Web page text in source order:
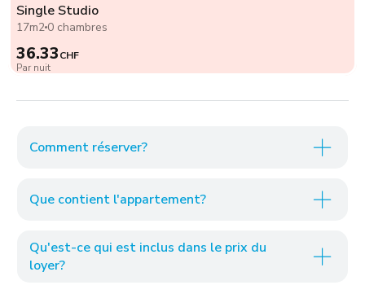
Single Studio
17m2 0 chambres
36.33CHF
Par nuit
Comment réserver?
Que contient l'appartement?
Qu'est-ce qui est inclus dans le prix du
loyer?